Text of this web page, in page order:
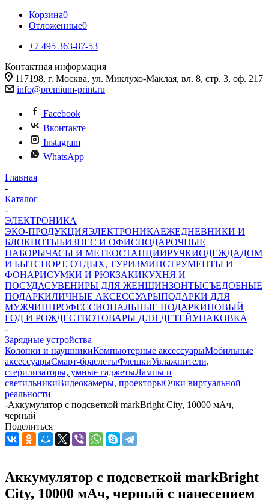
Корзина0
Отложенные0
+7 495 363-87-53
Контактная информация
117198, г. Москва, ул. Миклухо-Маклая, вл. 8, стр. 3, оф. 217
info@premium-print.ru
Facebook
Вконтакте
Instagram
WhatsApp
Главная
-
Каталог
-
ЭЛЕКТРОНИКА
ЭКО-ПРОДУКЦИЯЭЛЕКТРОНИКАЕЖЕДНЕВНИКИ И
БЛОКНОТЫБИЗНЕС И ОФИСПОДАРОЧНЫЕ
НАБОРЫЧАСЫ И МЕТЕОСТАНЦИИРУЧКИОДЕЖДАДОМ
И БЫТСПОРТ, ОТДЫХ, ТУРИЗМИНСТРУМЕНТЫ И
ФОНАРИСУМКИ И РЮКЗАКИКУХНЯ И
ПОСУДАСУВЕНИРЫ ДЛЯ ЖЕНЩИНЗОНТЫСЪЕДОБНЫЕ
ПОДАРКИЛИЧНЫЕ АКСЕССУАРЫПОДАРКИ ДЛЯ
МУЖЧИНПРОФЕССИОНАЛЬНЫЕ ПОДАРКИНОВЫЙ
ГОД И РОЖДЕСТВОТОВАРЫ ДЛЯ ДЕТЕЙУПАКОВКА
-
Зарядные устройства
Колонки и наушникиКомпьютерные аксессуарыМобильные
аксессуарыСмарт-браслетыФлешкиУвлажнители,
стерилизаторы, умные гаджетыЛампы и
светильникиВидеокамеры, проекторыОчки виртуальной
реальности
-Аккумулятор с подсветкой markBright City, 10000 мАч,
черный
Поделиться
Аккумулятор с подсветкой markBright
City, 10000 мАч, черный с нанесением